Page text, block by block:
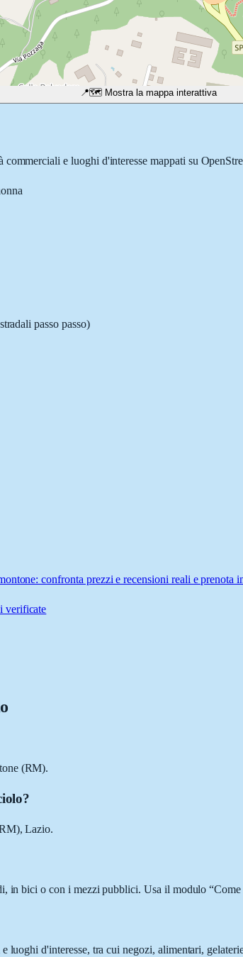
📍🗺️ Mostra la mappa interattiva
commerciali e luoghi d'interesse mappati su
passo passo)
confronta prezzi e recensioni reali e prenota
verificate
(RM).
Lazio.
bici o con i mezzi pubblici. Usa il modulo
d'interesse, tra cui negozi, alimentari,